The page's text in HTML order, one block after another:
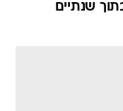
שנתיים